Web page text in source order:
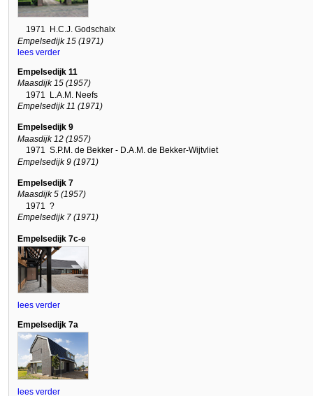
1971
H.C.J. Godschalx
Empelsedijk 15 (1971)
lees verder
Empelsedijk 11
Maasdijk 15 (1957)
1971
L.A.M. Neefs
Empelsedijk 11 (1971)
Empelsedijk 9
Maasdijk 12 (1957)
1971 S.P.M. de Bekker - D.A.M. de Bekker-Wijtvliet
Empelsedijk 9 (1971)
Empelsedijk 7
Maasdijk 5 (1957)
1971 ?
Empelsedijk 7 (1971)
Empelsedijk 7c-e
lees verder
Empelsedijk 7a
lees verder